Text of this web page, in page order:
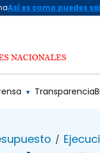
▼ Transparencia
/